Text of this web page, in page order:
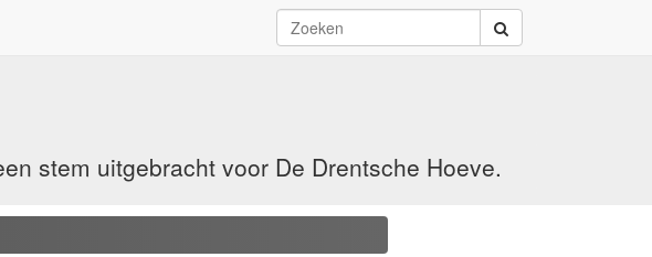
stem uitgebracht voor De Drentsche Hoeve.